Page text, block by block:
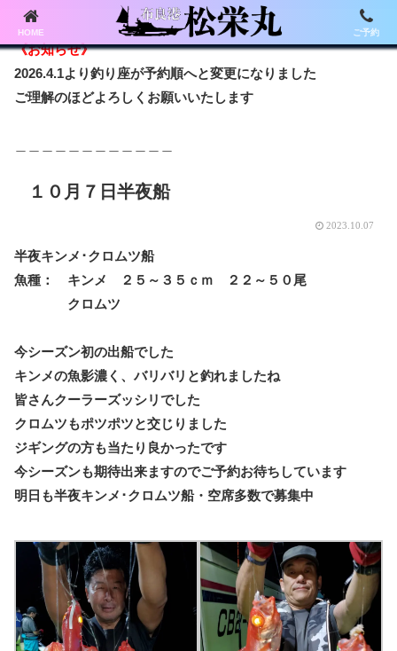
《お知らせ》
2026.4.1より釣り座が予約順へと変更になりました
ご理解のほどよろしくお願いいたします
１０月７日半夜船
2023.10.07
半夜キンメ･クロムツ船
魚種： キンメ ２５～３５ｃｍ ２２～５０尾
クロムツ
今シーズン初の出船でした
キンメの魚影濃く、バリバリと釣れましたね
皆さんクーラーズッシリでした
クロムツもポツポツと交じりました
ジギングの方も当たり良かったです
今シーズンも期待出来ますのでご予約お待ちしています
明日も半夜キンメ･クロムツ船・空席多数で募集中
HOME ご予約